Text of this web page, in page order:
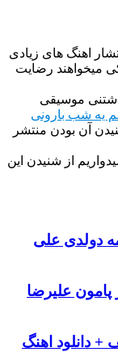
های زیادی
رضایت
موسیقی
بارونی
بودن منتشر
از شنیدن این
علی
علیرضا
اهنگ